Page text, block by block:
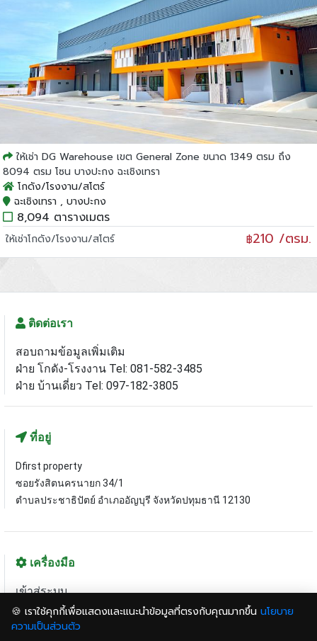
🍪 เราใช้คุกกี้เพื่อแสดงและแนะนำข้อมูลที่ตรงกับคุณมากขึ้น นโยบาย
ความเป็นส่วนตัว
ให้เช่า DG Warehouse เขต General Zone ขนาด 1349 ตรม ถึง
8094 ตรม โซน บางปะกง ฉะเชิงเทรา
โกดัง/โรงงาน/สโตร์
ฉะเชิงเทรา , บางปะกง
8,094 ตารางเมตร
ให้เช่าโกดัง/โรงงาน/สโตร์ ฿210 /ตรม.
ติดต่อเรา
สอบถามข้อมูลเพิ่มเติม
ฝ่าย โกดัง-โรงงาน Tel: 081-582-3485
ฝ่าย บ้านเดี่ยว Tel: 097-182-3805
ที่อยู่
Dfirst property
ซอยรังสิตนครนายก 34/1
ตำบลประชาธิปัตย์ อำเภออัญบุรี จังหวัดปทุมธานี 12130
เครื่องมือ
เข้าสู่ระบบ
ฝากทรัพย์กับเรา
แผนที่เว็บไซต์